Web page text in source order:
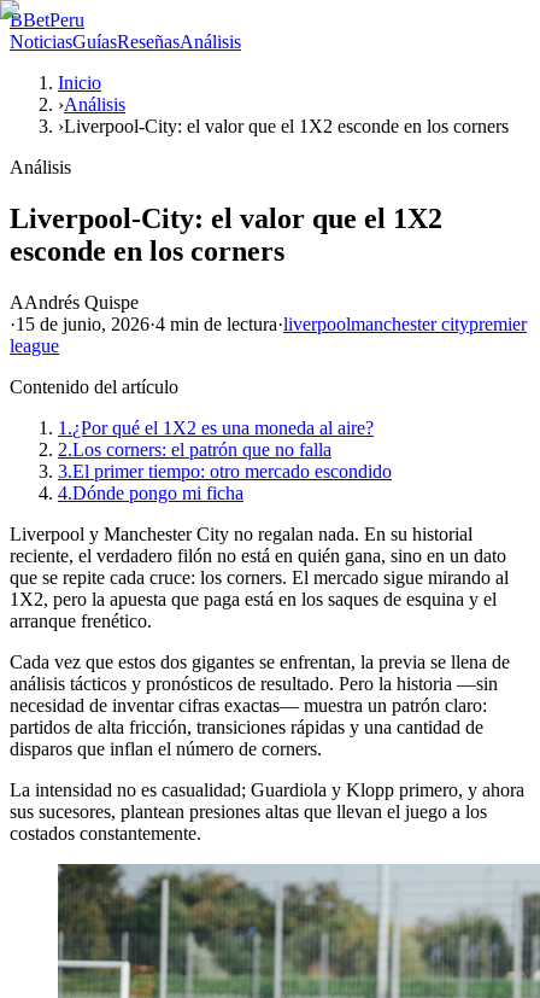
BBetPeru
NoticiasGuíasReseñasAnálisis
Inicio
›Análisis
›Liverpool-City: el valor que el 1X2 esconde en los corners
Análisis
Liverpool-City: el valor que el 1X2
esconde en los corners
AAndrés Quispe
·15 de junio, 2026·4 min de lectura·liverpoolmanchester citypremier
league
Contenido del artículo
1.¿Por qué el 1X2 es una moneda al aire?
2.Los corners: el patrón que no falla
3.El primer tiempo: otro mercado escondido
4.Dónde pongo mi ficha
Liverpool y Manchester City no regalan nada. En su historial
reciente, el verdadero filón no está en quién gana, sino en un dato
que se repite cada cruce: los corners. El mercado sigue mirando al
1X2, pero la apuesta que paga está en los saques de esquina y el
arranque frenético.
Cada vez que estos dos gigantes se enfrentan, la previa se llena de
análisis tácticos y pronósticos de resultado. Pero la historia —sin
necesidad de inventar cifras exactas— muestra un patrón claro:
partidos de alta fricción, transiciones rápidas y una cantidad de
disparos que inflan el número de corners.
La intensidad no es casualidad; Guardiola y Klopp primero, y ahora
sus sucesores, plantean presiones altas que llevan el juego a los
costados constantemente.